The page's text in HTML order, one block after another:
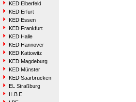
KED Elberfeld
KED Erfurt
KED Essen
KED Frankfurt
KED Halle
KED Hannover
KED Kattowitz
KED Magdeburg
KED Münster
KED Saarbrücken
EL Straßburg
H.B.E.